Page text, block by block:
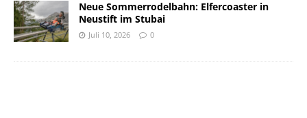
Neue Sommerrodelbahn: Elfercoaster in
Neustift im Stubai
Juli 10, 2026 0